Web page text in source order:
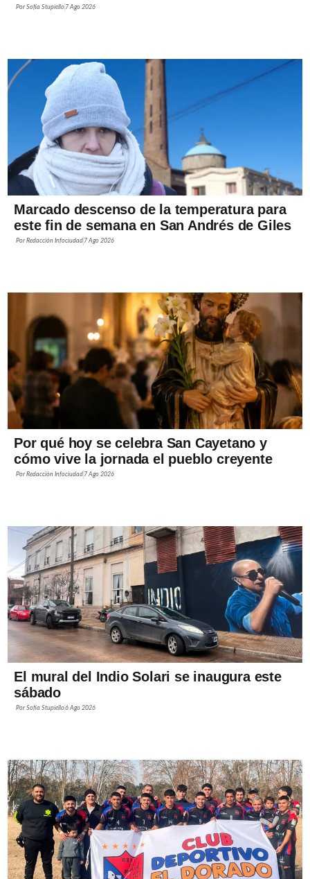
PorSofía Stupiello 7 Ago 2026
Marcado descenso de la temperatura para
este fin de semana en San Andrés de Giles
PorRedacción Infociudad 7 Ago 2026
Por qué hoy se celebra San Cayetano y
cómo vive la jornada el pueblo creyente
PorRedacción Infociudad 7 Ago 2026
El mural del Indio Solari se inaugura este
sábado
PorSofía Stupiello6 Ago 2026